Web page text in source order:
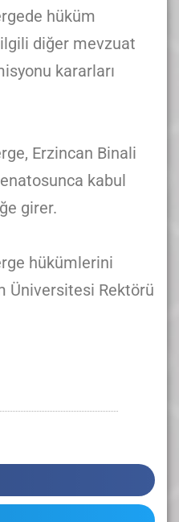
hüküm
diğer mevzuat
kararları
Erzincan Binali
kabul
girer.
hükümlerini
Üniversitesi Rektörü